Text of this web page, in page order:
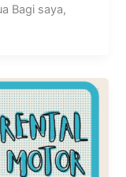
Bagi saya,